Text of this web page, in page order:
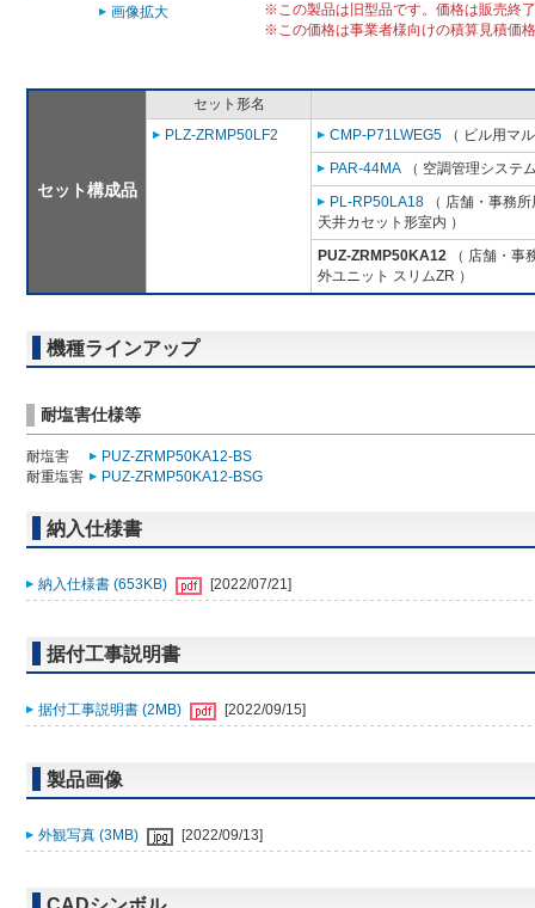
画像拡大
※この製品は旧型品です。価格は販売終
※この価格は事業者様向けの積算見積価
セット構成品
セット形名
PLZ-ZRMP50LF2
CMP-P71LWEG5 （ ビル用マ
PAR-44MA （ 空調管理システ
PL-RP50LA18 （ 店舗・事務
天井カセット形室内 ）
PUZ-ZRMP50KA12 （ 店舗・事
外ユニット スリムZR ）
機種ラインアップ
耐塩害仕様等
耐塩害
PUZ-ZRMP50KA12-BS
耐重塩害
PUZ-ZRMP50KA12-BSG
納入仕様書
納入仕様書 (653KB) [2022/07/21]
据付工事説明書
据付工事説明書 (2MB) [2022/09/15]
製品画像
外観写真 (3MB) [2022/09/13]